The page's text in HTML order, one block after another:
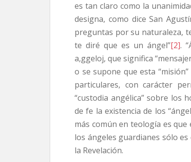
es tan claro como la
designa, como dice San
preguntas por su naturaleza,
te diré que es un ángel”[2].
a,ggeloj, que significa
o se supone que esta
particulares, con carácter
“custodia angélica” sobre los
de fe la existencia de los
más común en teología es que
los ángeles guardianes sólo
la Revelación.